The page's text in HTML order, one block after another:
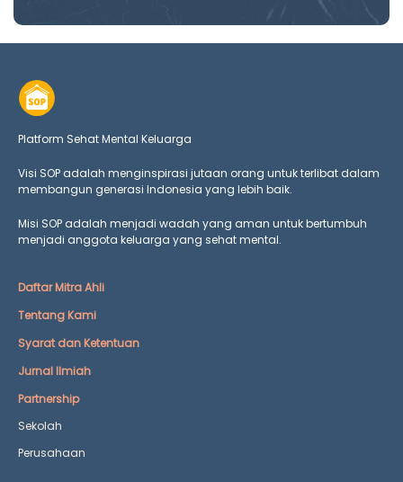
Platform Sehat Mental Keluarga
Visi SOP adalah menginspirasi jutaan orang untuk terlibat dalam
membangun generasi Indonesia yang lebih baik.
Misi SOP adalah menjadi wadah yang aman untuk bertumbuh
menjadi anggota keluarga yang sehat mental.
Daftar Mitra Ahli
Tentang Kami
Syarat dan Ketentuan
Jurnal Ilmiah
Partnership
Sekolah
Perusahaan